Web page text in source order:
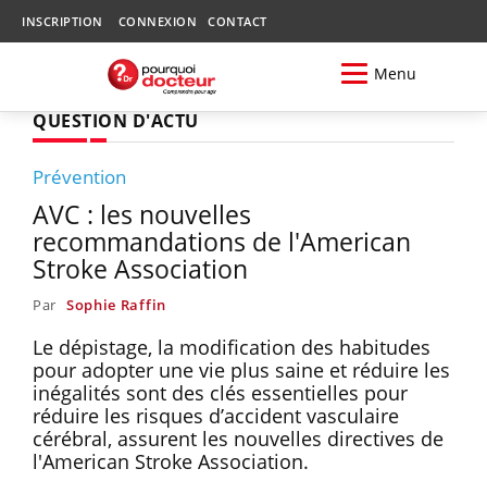
INSCRIPTION CONNEXION CONTACT
Menu
QUESTION D'ACTU
Prévention
AVC : les nouvelles
recommandations de l'American
Stroke Association
Par Sophie Raffin
Le dépistage, la modification des habitudes
pour adopter une vie plus saine et réduire les
inégalités sont des clés essentielles pour
réduire les risques d’accident vasculaire
cérébral, assurent les nouvelles directives de
l'American Stroke Association.